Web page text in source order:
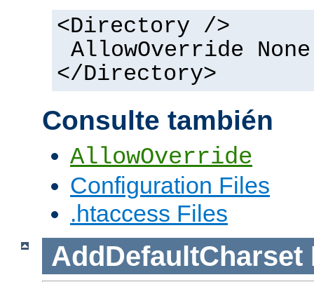
<Directory />
AllowOverride None
</Directory>
Consulte también
AllowOverride
Configuration Files
.htaccess Files
AddDefaultCharset